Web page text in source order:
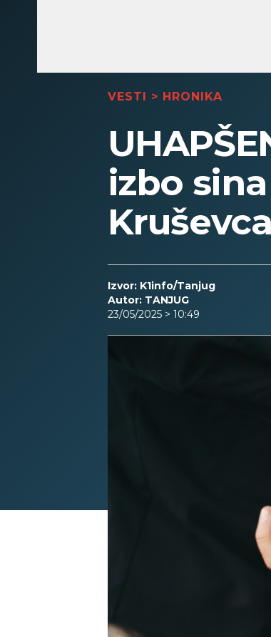
VESTI > HRONIKA
izbo
Kruševca
Izvor: K1info/Tanjug
Autor: TANJUG
23/05/2025 > 10:49